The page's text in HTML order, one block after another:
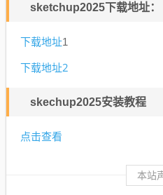
sketchup2025下载地址：
下载地址1
下载地址2
skechup2025安装教程
点击查看
本站